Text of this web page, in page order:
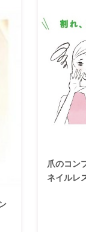
爪のコン
ネイルレ